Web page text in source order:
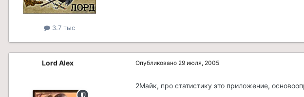
3.7 тыс
Lord Alex Опубликовано 29 июля, 2005
2Майк, про статистику это приложение,